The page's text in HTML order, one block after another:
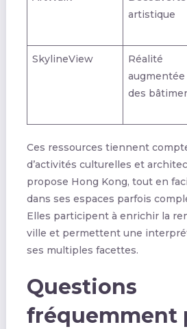
artistique
SkylineView
Réalité
augmentée
des
Ces ressources tiennent
d’activités culturelles et
propose Hong Kong, tout en
dans ses espaces parfois
Elles participent à enrichir la
ville et permettent une
ses multiples facettes.
Questions
fréquemment